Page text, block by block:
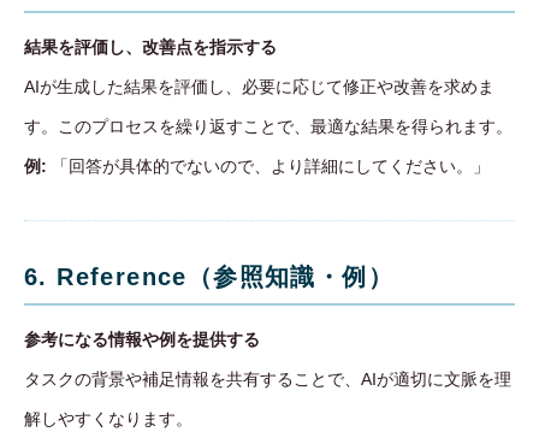
結果を評価し、改善点を指示する
AIが生成した結果を評価し、必要に応じて修正や改善を求めま
す。このプロセスを繰り返すことで、最適な結果を得られます。
例: 「回答が具体的でないので、より詳細にしてください。」
6. Reference（参照知識・例）
参考になる情報や例を提供する
タスクの背景や補足情報を共有することで、AIが適切に文脈を理
解しやすくなります。